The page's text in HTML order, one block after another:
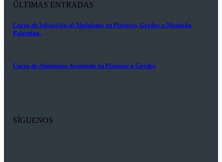
ÚLTIMAS ENTRADAS
Curso de Iniciación al Alpinismo en Pirineos, Gredos o Montaña
Palentina.
Curso de Alpinismo Avanzado en Pirineos o Gredos
SÍGUENOS